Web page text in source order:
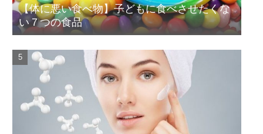
【体に悪い食べ物】子どもに食べさせたくな
い７つの食品